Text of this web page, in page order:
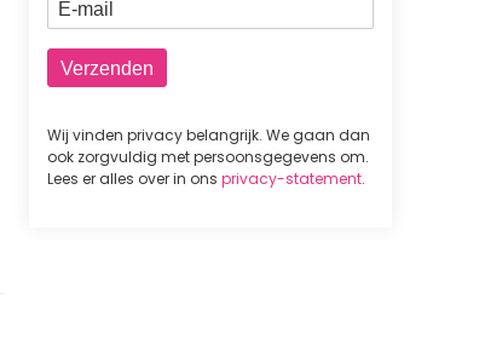
Wij vinden privacy belangrijk. We gaan dan
ook zorgvuldig met persoonsgegevens om.
Lees er alles over in ons privacy-statement.